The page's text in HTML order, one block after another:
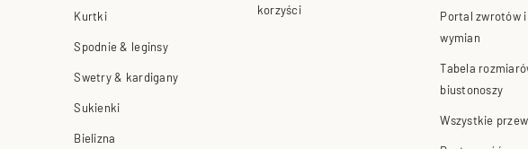
Kurtki
Spodnie & leginsy
Swetry & kardigany
Sukienki
Bielizna
korzyści
Portal zwrotów i
wymian
Tabela
biustonoszy
Wszystkie